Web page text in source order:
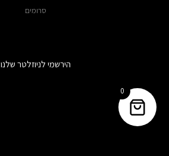
סרומים
הירשמי לניוזלטר שלנו
0